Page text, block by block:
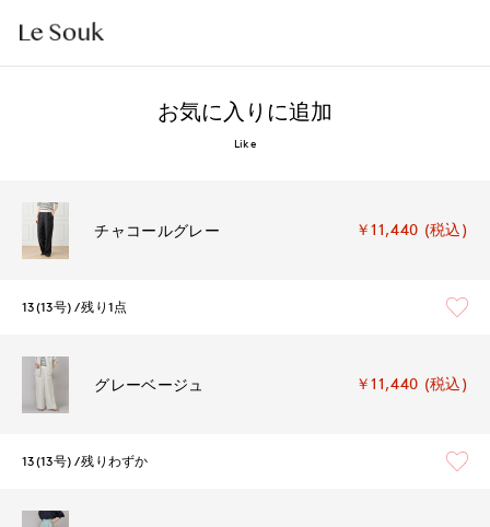
お気に入りに追加
Like
チャコールグレー ￥11,440 (税込)
13(13号) 残り1点
グレーベージュ ￥11,440 (税込)
13(13号) 残りわずか